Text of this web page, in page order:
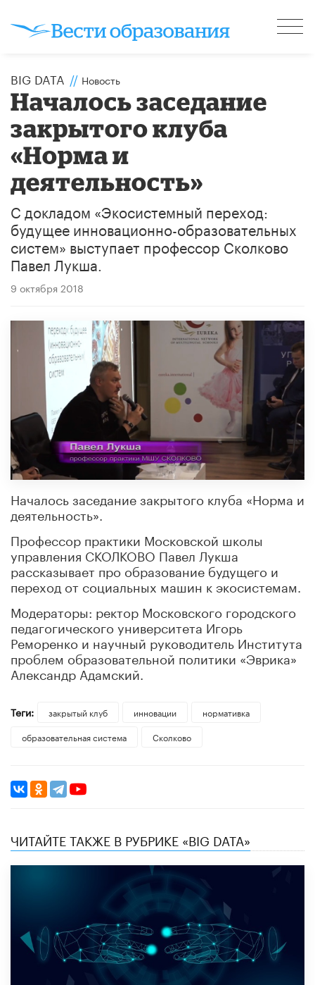
BIG DATA // Новость
Началось заседание
закрытого клуба
«Норма и
деятельность»
С докладом «Экосистемный переход:
будущее инновационно-образовательных
систем» выступает профессор Сколково
Павел Лукша.
9 октября 2018
Началось заседание закрытого клуба «Норма и
деятельность».
Профессор практики Московской школы
управления СКОЛКОВО Павел Лукша
рассказывает про образование будущего и
переход от социальных машин к экосистемам.
Модераторы: ректор Московского городского
педагогического университета Игорь
Реморенко и научный руководитель Института
проблем образовательной политики «Эврика»
Александр Адамский.
Теги: закрытый клуб инновации
нормативка
образовательная система
Сколково
ЧИТАЙТЕ ТАКЖЕ В РУБРИКЕ «BIG DATA»